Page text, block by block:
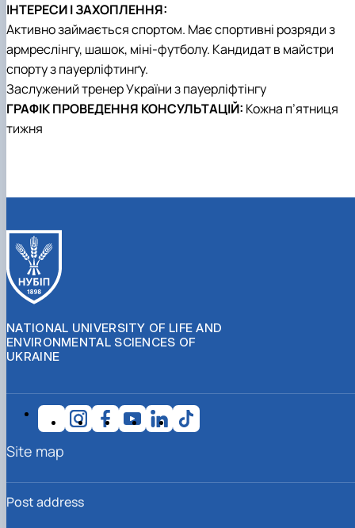
ІНТЕРЕСИ І ЗАХОПЛЕННЯ:
Активно займається спортом. Має спортивні розряди з
армреслінгу, шашок, міні-футболу. Кандидат в майстри
спорту з пауерліфтинґу.
Заслужений тренер України з пауерліфтінгу
ГРАФІК ПРОВЕДЕННЯ КОНСУЛЬТАЦІЙ: Кожна п’ятниця
тижня
NATIONAL UNIVERSITY OF LIFE AND
ENVIRONMENTAL SCIENCES OF
UKRAINE
Post address
Site map